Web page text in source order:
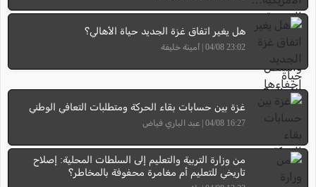
هل يغير اتفاق غزة الجديد حياة الأهالي؟
23:02 04/08 | أمينة خليفة
غزة بين حسابات بقاء الحركة ومتطلبات التعافي الوطني
16:27 04/08 | عبد الباري فياض
من وزارة التربية والتعليم إلى السلطات المحلية: إصلاح
تاريخي للتعليم أم مغامرة محفوفة بالمخاطر؟